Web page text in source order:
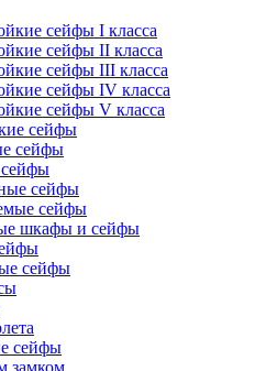
сейфы I класса
сейфы II класса
сейфы III класса
сейфы IV класса
сейфы V класса
сейфы
сейфы
сейфы
сейфы
шкафы и сейфы
сейфы
сейфы
замком